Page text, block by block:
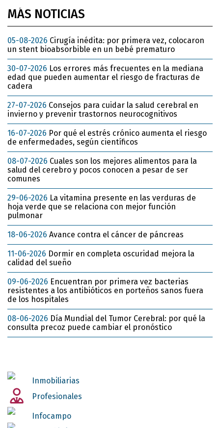
MÁS NOTICIAS
05-08-2026 Cirugía inédita: por primera vez, colocaron
un stent bioabsorbible en un bebé prematuro
30-07-2026 Los errores más frecuentes en la mediana
edad que pueden aumentar el riesgo de fracturas de
cadera
27-07-2026 Consejos para cuidar la salud cerebral en
invierno y prevenir trastornos neurocognitivos
16-07-2026 Por qué el estrés crónico aumenta el riesgo
de enfermedades, según científicos
08-07-2026 Cuales son los mejores alimentos para la
salud del cerebro y pocos conocen a pesar de ser
comunes
29-06-2026 La vitamina presente en las verduras de
hoja verde que se relaciona con mejor función
pulmonar
18-06-2026 Avance contra el cáncer de páncreas
11-06-2026 Dormir en completa oscuridad mejora la
calidad del sueño
09-06-2026 Encuentran por primera vez bacterias
resistentes a los antibióticos en porteños sanos fuera
de los hospitales
08-06-2026 Día Mundial del Tumor Cerebral: por qué la
consulta precoz puede cambiar el pronóstico
Inmobiliarias
Profesionales
Infocampo